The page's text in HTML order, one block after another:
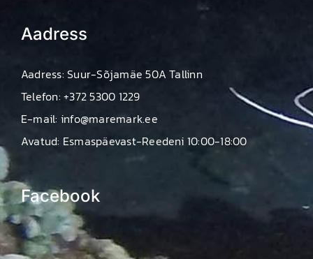
Aadress
Aadress: Suur-Sõjamäe 50A Tallinn
Telefon: +372 5300 1229
E-mail: info@maremark.ee
Avatud: Esmaspäevast-Reedeni 10:00-18:00
Facebook